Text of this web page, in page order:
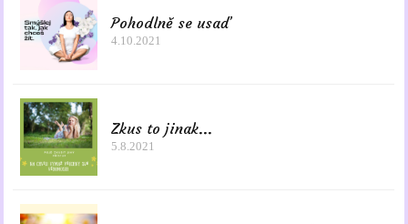
Pohodlně se usaď
4.10.2021
Zkus to jinak...
5.8.2021